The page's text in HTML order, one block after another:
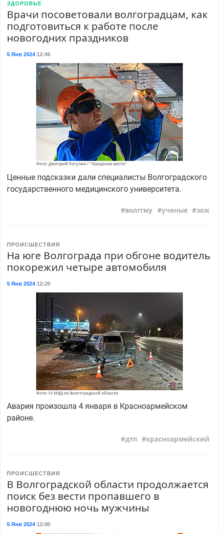
ЗДОРОВЬЕ
Врачи посоветовали волгоградцам, как
подготовиться к работе после
новогодних праздников
5 Янв 202412:45
Фото: Дмитрий Рогулин / "Городские вести"
Ценные подсказки дали специалисты Волгоградского
государственного медицинского университета.
волггму ученые зож
ПРОИСШЕСТВИЯ
На юге Волгограда при обгоне водитель
покорежил четыре автомобиля
5 Янв 202412:20
Фото: ГУ МВД по Волгоградской области
Авария произошла 4 января в Красноармейском
районе.
дтп красноармейский
ПРОИСШЕСТВИЯ
В Волгоградской области продолжается
поиск без вести пропавшего в
новогоднюю ночь мужчины
5 Янв 202412:00